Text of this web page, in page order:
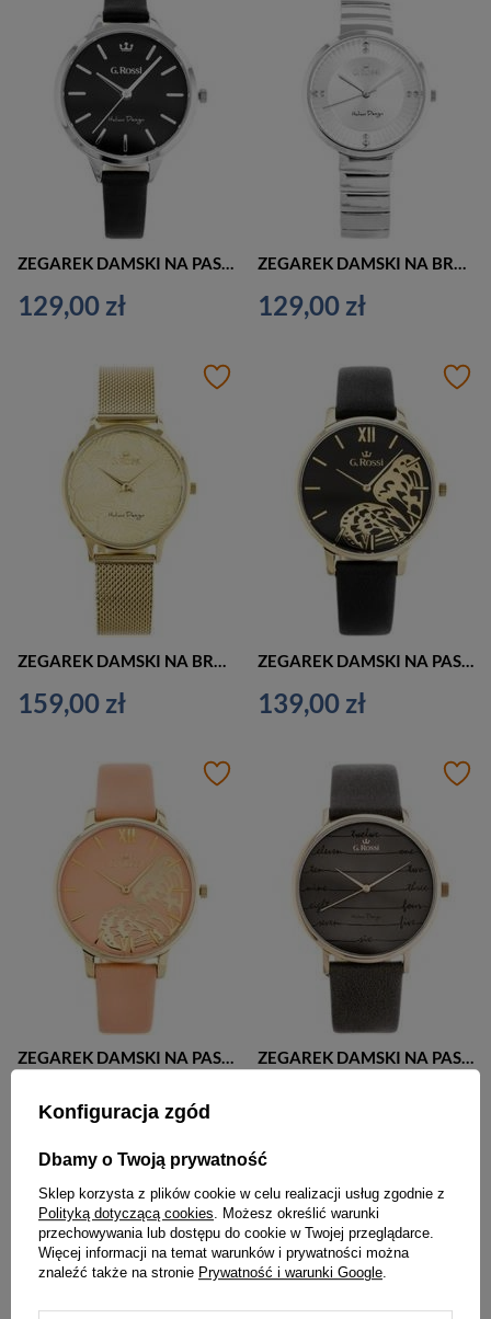
ZEGAREK DAMSKI NA PASKU CASUAL G. ROSSI - 10296A5-1A1 (zg863a) + BOX
129,00 zł
ZEGAREK DAMSKI NA BRANSOLECIE SREBRNY G. ROSSI - 12120B-3C1 (zg860a) + BOX
129,00 zł
159,00 zł 139,00 zł
ZEGAREK DAMSKI NA PASKU ORANGE G. ROSSI - 12177A5-5E2 (zg848b) + BOX
139,00 zł
ZEGAREK DAMSKI NA PASKU ELEGANCKI G. ROSSI - 12600A-1B3 (zg844b) + BOX
Konfiguracja zgód
Dbamy o Twoją prywatność
Sklep korzysta z plików cookie w celu realizacji usług zgodnie z
Polityką dotyczącą cookies. Możesz określić warunki
przechowywania lub dostępu do cookie w Twojej przeglądarce.
Więcej informacji na temat warunków i prywatności można
znaleźć także na stronie Prywatność i warunki Google.